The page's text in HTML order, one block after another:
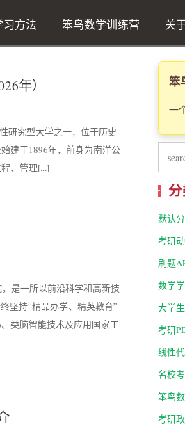
习方法 笨鸟数学训练营 关
年）
研究型大学之一，位于历史
建于1896年，前身为南洋公
、管理[...]
是一所以前沿科学和高新技
坚持“精品办学、精英教育”
类脑智能技术及应用国家工
笨
一
默认
考研
刷题
数学
大学
考研
线性
名校
笨鸟
考研